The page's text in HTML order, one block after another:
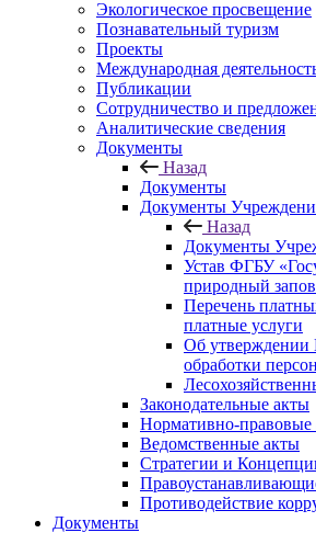
Экологическое просвещение
Познавательный туризм
Проекты
Международная
Публикации
Сотрудничество и
Аналитические сведения
Документы
Назад
Документы
Документы
Назад
Документы
Устав ФГБУ
природный
Перечень
платные услуги
Об утверждении
обработки
Законодательные акты
Нормативно-правовые
Ведомственные акты
Стратегии и
Противодействие
Документы